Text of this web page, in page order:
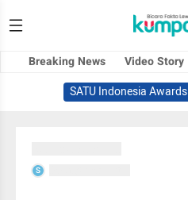
Breaking News Video Story
SATU Indonesia Awards
S